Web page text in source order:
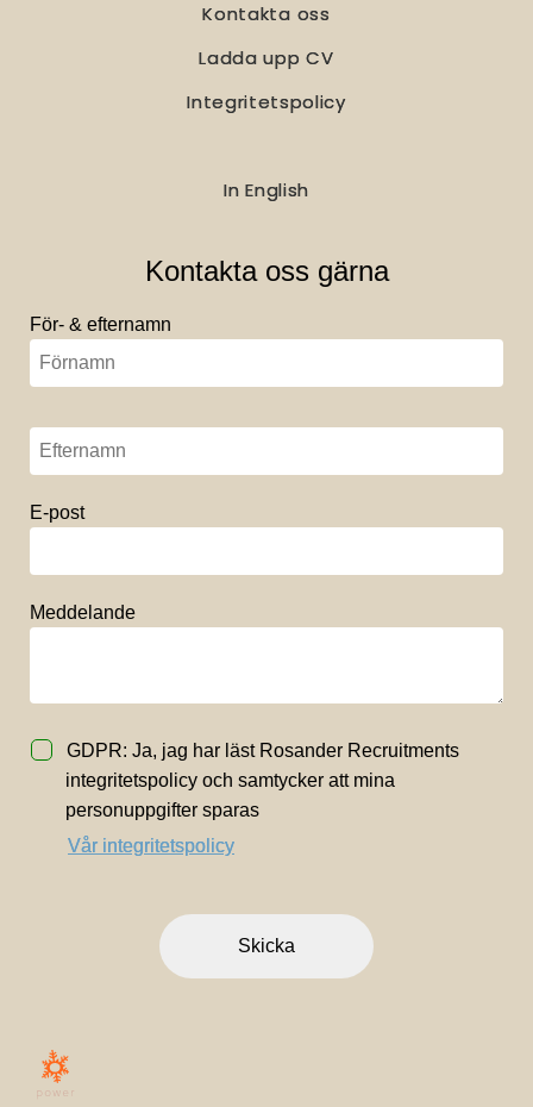
Kontakta oss
Ladda upp CV
Integritetspolicy
In English
Kontakta oss gärna
För- & efternamn
E-post
Meddelande
GDPR: Ja, jag har läst Rosander Recruitments
integritetspolicy och samtycker att mina
personuppgifter sparas
Vår integritetspolicy
Skicka